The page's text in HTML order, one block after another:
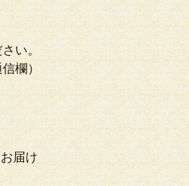
い。
欄）
届け